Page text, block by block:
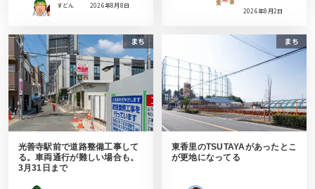
すどん 2026年8月8日
2026年8月2日
まち
光善寺駅前で道路整備工事して
る。車両通行が難しい場合も。
3月31日まで
まち
東香里のTSUTAYAがあったとこ
が更地になってる